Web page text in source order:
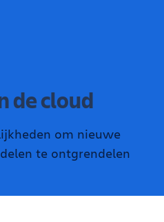
de cloud
om nieuwe
te ontgrendelen